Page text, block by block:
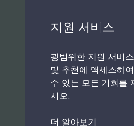
지원 서비스
광범위한 지원 서비
및 추천에 액세스하
수 있는 모든 기회를
시오.
더 알아보기